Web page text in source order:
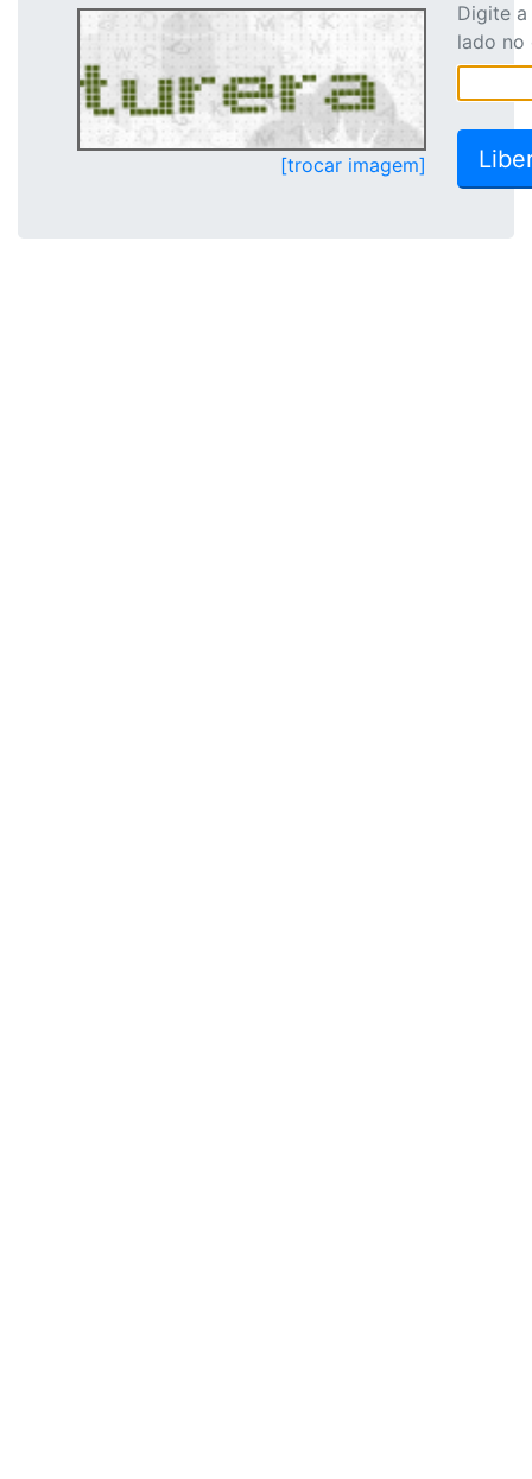
[trocar imagem]
Digite
lado no